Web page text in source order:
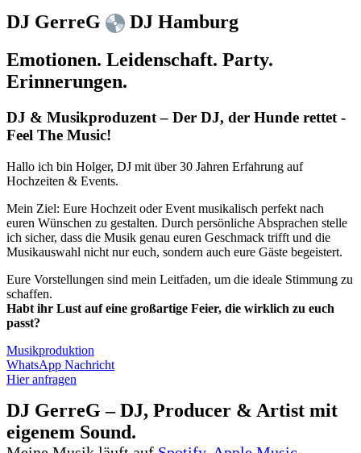
DJ GerreG
DJ Hamburg
Emotionen. Leidenschaft. Party.
Erinnerungen.
DJ & Musikproduzent – Der DJ, der Hunde rettet -
Feel The Music!
Hallo ich bin Holger, DJ mit über 30 Jahren Erfahrung auf
Hochzeiten & Events.
Mein Ziel: Eure Hochzeit oder Event musikalisch perfekt nach
euren Wünschen zu gestalten. Durch persönliche Absprachen stelle
ich sicher, dass die Musik genau euren Geschmack trifft und die
Musikauswahl nicht nur euch, sondern auch eure Gäste begeistert.
Eure Vorstellungen sind mein Leitfaden, um die ideale Stimmung zu
schaffen.
Habt ihr Lust auf eine großartige Feier, die wirklich zu euch
passt?
Musikproduktion
WhatsApp Nachricht
Hier anfragen
DJ GerreG – DJ, Producer & Artist mit
eigenem Sound.